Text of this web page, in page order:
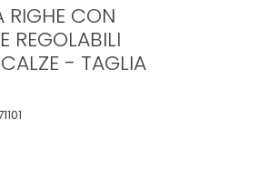
RIGHE CON
REGOLABILI
- TAGLIA